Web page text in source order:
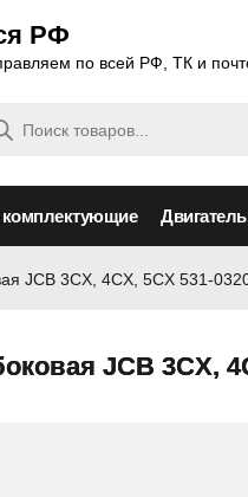
РФ
по всей РФ, ТК и
JCB 3CX, 4CX, 5CX 531-
JCB 3CX,